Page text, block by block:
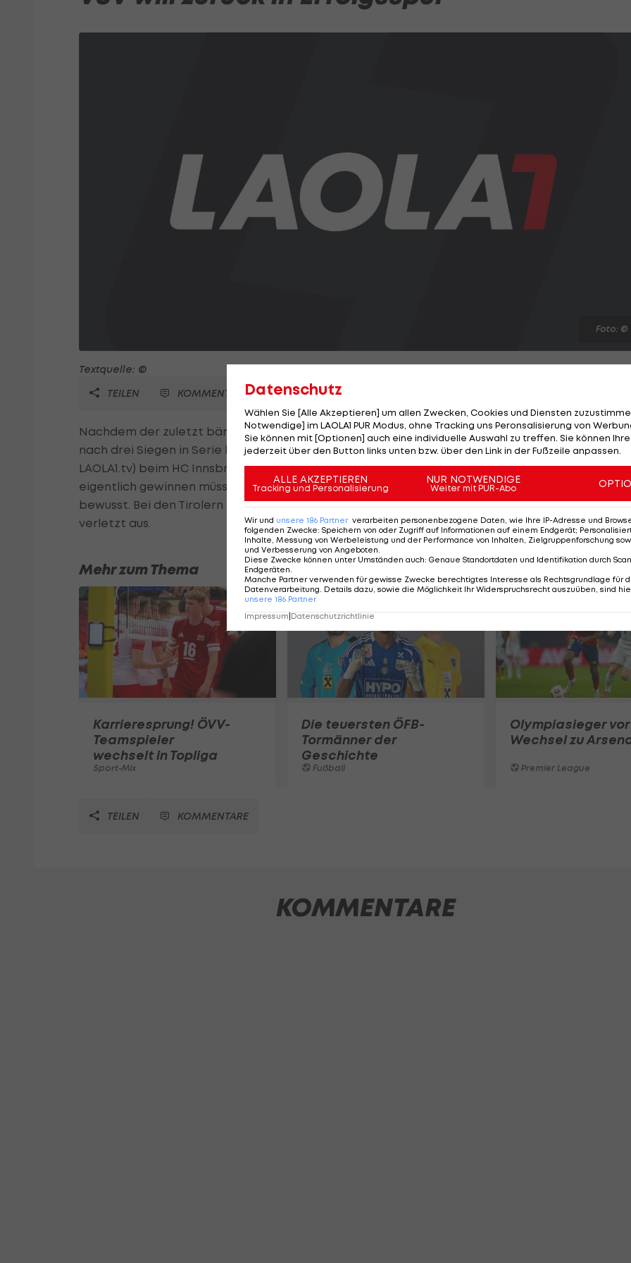
Foto: ©
Textquelle: ©
TEILEN
KOMMENTARE
Nachdem der zuletzt bärenstarke Villacher SV am Dienstag in Linz (3:5) die erste Niederlage
nach drei Siegen in Serie hinnehmen musste, wollen die "Adler" am Freitag (19:10 Uhr, live bei
LAOLA1.tv) beim HC Innsbruck zurück auf die Siegerstraße. "Das Spiel in Linz hätte der VSV
eigentlich gewinnen müssen", ist sich "Haie"-Coach Christer Olsson der guten Form der Gäste
bewusst. Bei den Tirolern fallen im Heimspiel Tyler Scofield und Florian Pedevilla weiterhin
verletzt aus.
Mehr zum Thema
Karrieresprung! ÖVV-
Teamspieler
wechselt in Topliga
Sport-Mix
Die teuersten ÖFB-
Tormänner der
Geschichte
Fußball
Olympiasieger vor
Wechsel zu
Premier League
TEILEN KOMMENTARE
KOMMENTARE
Datenschutz
Wählen Sie [Alle Akzeptieren] um allen Zwecken, Cookies und Diensten
Notwendige] im LAOLA1 PUR Modus, ohne Tracking uns Peronsalisierung von
Sie können mit [Optionen] auch eine individuelle Auswahl zu treffen. Sie können
jederzeit über den Button links unten bzw. über den Link in der Fußzeile anpassen.
ALLE AKZEPTIEREN
Tracking und Personalisierung
NUR NOTWENDIGE
Weiter mit PUR-Abo
Wir und unsere 186 Partner verarbeiten personenbezogene Daten, wie Ihre IP-Adresse und
folgenden Zwecke: Speichern von oder Zugriff auf Informationen auf einem Endgerät;
Inhalte, Messung von Werbeleistung und der Performance von Inhalten, Zielgruppenforschung
und Verbesserung von Angeboten
Diese Zwecke können unter Umständen auch: Genaue Standortdaten und Identifikation durch
Endgeräten
Manche Partner verwenden für gewisse Zwecke berechtigtes Interesse als Rechtsgrundlage für
Datenverarbeitung. Details dazu, sowie die Möglichkeit Ihr Widerspruchsrecht auszuüben, sind
unsere 186 Partner
Impressum|Datenschutzrichtlinie